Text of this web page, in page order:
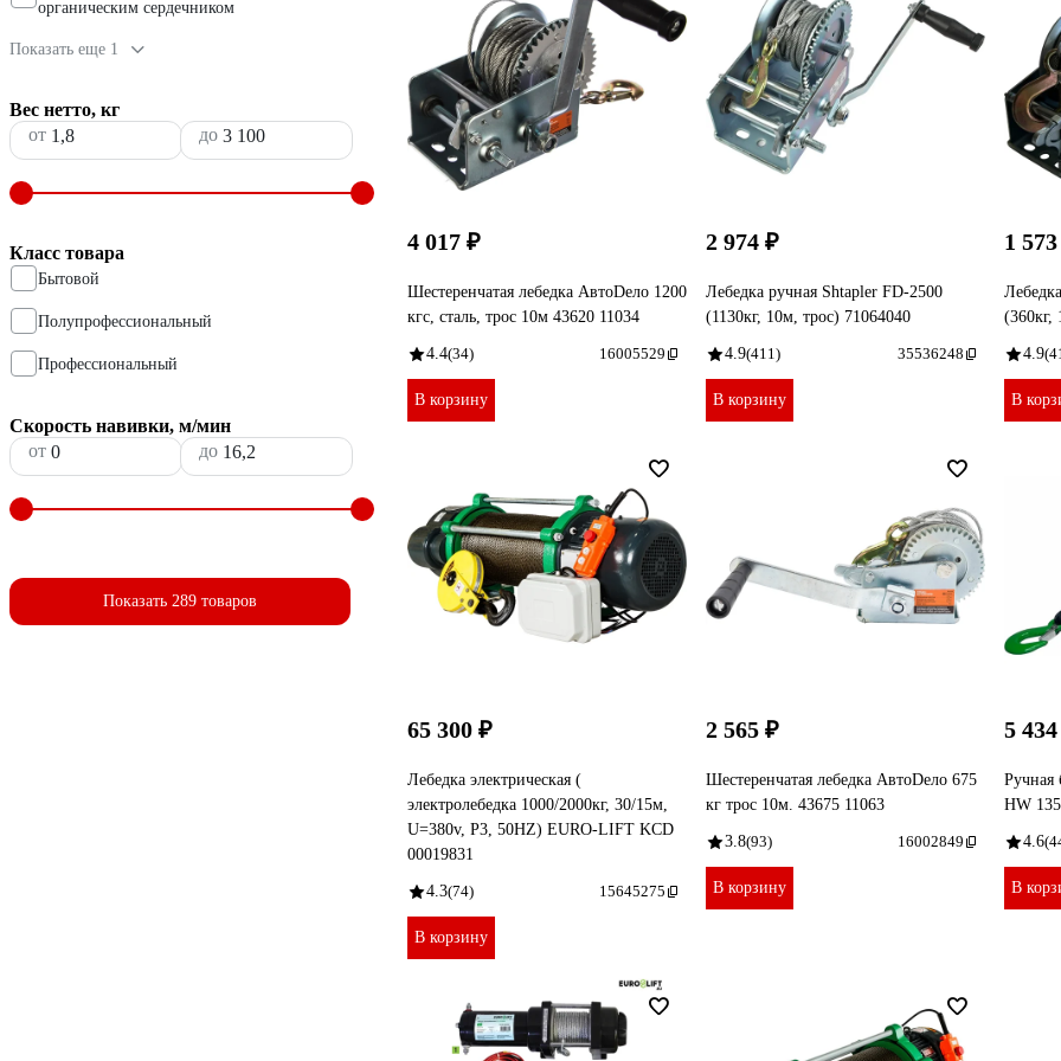
органическим сердечником
Показать еще 1
Вес нетто, кг
от
до
Класс товара
Бытовой
Полупрофессиональный
Профессиональный
Скорость навивки, м/мин
от
до
Показать 289 товаров
4 017 ₽
Шестеренчатая лебедка АвтоDело 1200
кгс, сталь, трос 10м 43620 11034
4.4(34) 16005529
В корзину
2 974 ₽
Лебедка ручная Shtapler FD-2500
(1130кг, 10м, трос) 71064040
4.9(411) 35536248
В корзину
1
(360кг,
4.9
В
65 300 ₽
Лебедка электрическая (
электролебедка 1000/2000кг, 30/15м,
U=380v, P3, 50HZ) EURO-LIFT KCD
00019831
4.3(74) 15645275
В корзину
2 565 ₽
Шестеренчатая лебедка АвтоDело 675
кг трос 10м. 43675 11063
3.8(93) 16002849
В корзину
5
Ручная
HW
4.6
В